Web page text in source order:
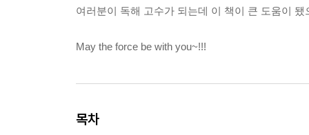
여러분이 독해 고수가 되는데 이 책이 큰 도움이 됐
May the force be with you~!!!
목차